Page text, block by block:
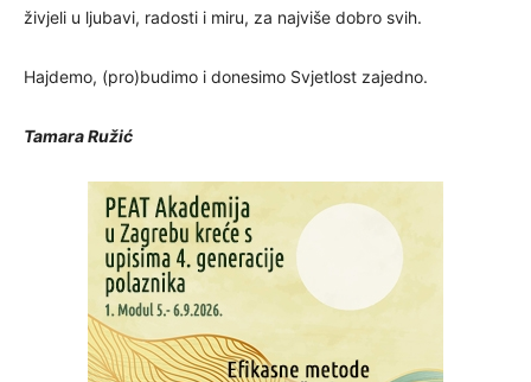
živjeli u ljubavi, radosti i miru, za najviše dobro svih.
Hajdemo, (pro)budimo i donesimo Svjetlost zajedno.
Tamara Ružić